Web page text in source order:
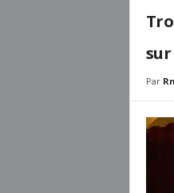
sur
Par